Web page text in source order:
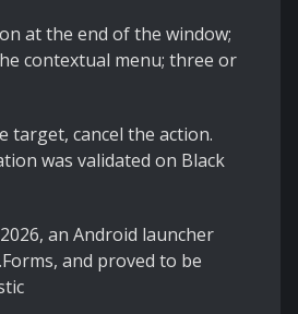
at the end of the window;
contextual menu; three or
target, cancel the action.
was validated on Black
an Android launcher
and proved to be